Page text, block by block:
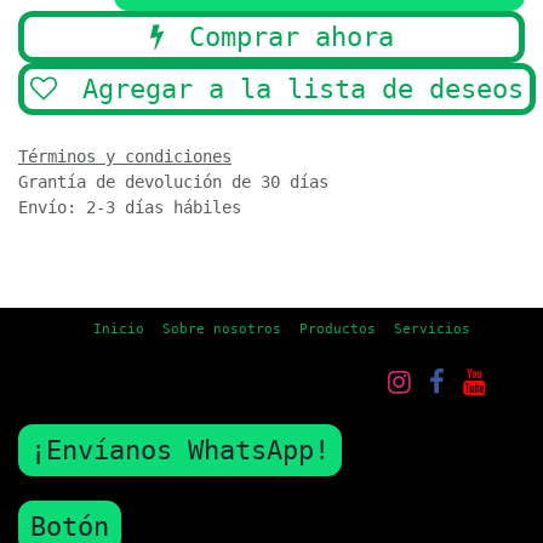
Comprar ahora
Agregar a la lista de deseos
Términos y condiciones
Grantía de devolución de 30 días
Envío: 2-3 días hábiles
Inicio Sobre nosotros Productos Servicios
¡Envíanos WhatsApp!
Botón